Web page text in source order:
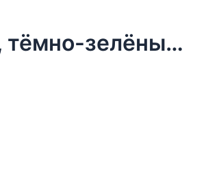
Бумага упаковочная тишью, «Конфетти», тёмно-зелёный, 50 х 66 см 9618340